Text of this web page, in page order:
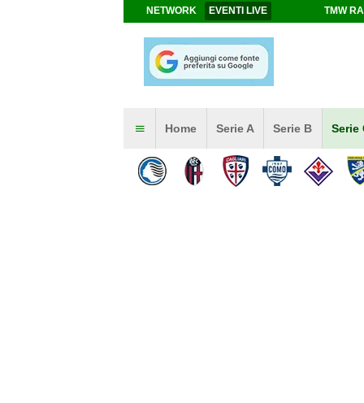
NETWORK EVENTI LIVE TMW
Home Serie A Serie B Serie